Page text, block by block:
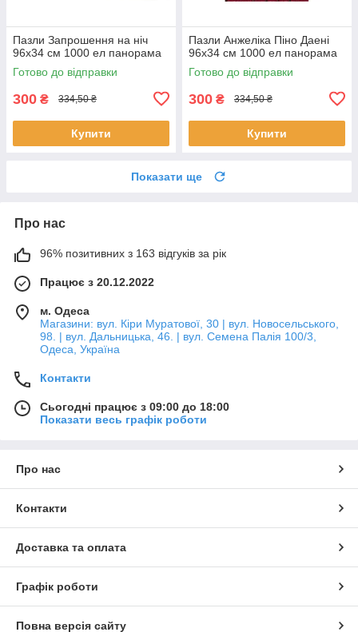
Пазли Запрошення на ніч
96х34 см 1000 ел панорама
Готово до відправки
300 ₴ 334,50 ₴
Купити
Пазли Анжеліка Піно Даені
96х34 см 1000 ел панорама
Готово до відправки
300 ₴ 334,50 ₴
Купити
Показати ще
Про нас
96% позитивних з 163 відгуків за рік
Працює з 20.12.2022
м. Одеса
Магазини: вул. Кіри Муратової, 30 | вул. Новосельського,
98. | вул. Дальницька, 46. | вул. Семена Палія 100/3,
Одеса, Україна
Контакти
Сьогодні працює з 09:00 до 18:00
Показати весь графік роботи
Про нас
Контакти
Доставка та оплата
Графік роботи
Повна версія сайту